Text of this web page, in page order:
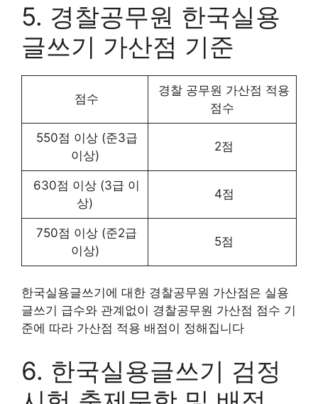
5. 경찰공무원 한국실용
글쓰기 가산점 기준
점수
경찰 공무원 가산점 적용
점수
550점 이상 (준3급
이상)
2점
630점 이상 (3급 이
상)
4점
750점 이상 (준2급
이상)
5점
한국실용글쓰기에 대한 경찰공무원 가산점은 실용
글쓰기 급수와 관계없이 경찰공무원 가산점 점수 기
준에 따라 가산점 적용 배점이 정해집니다
6. 한국실용글쓰기 검정